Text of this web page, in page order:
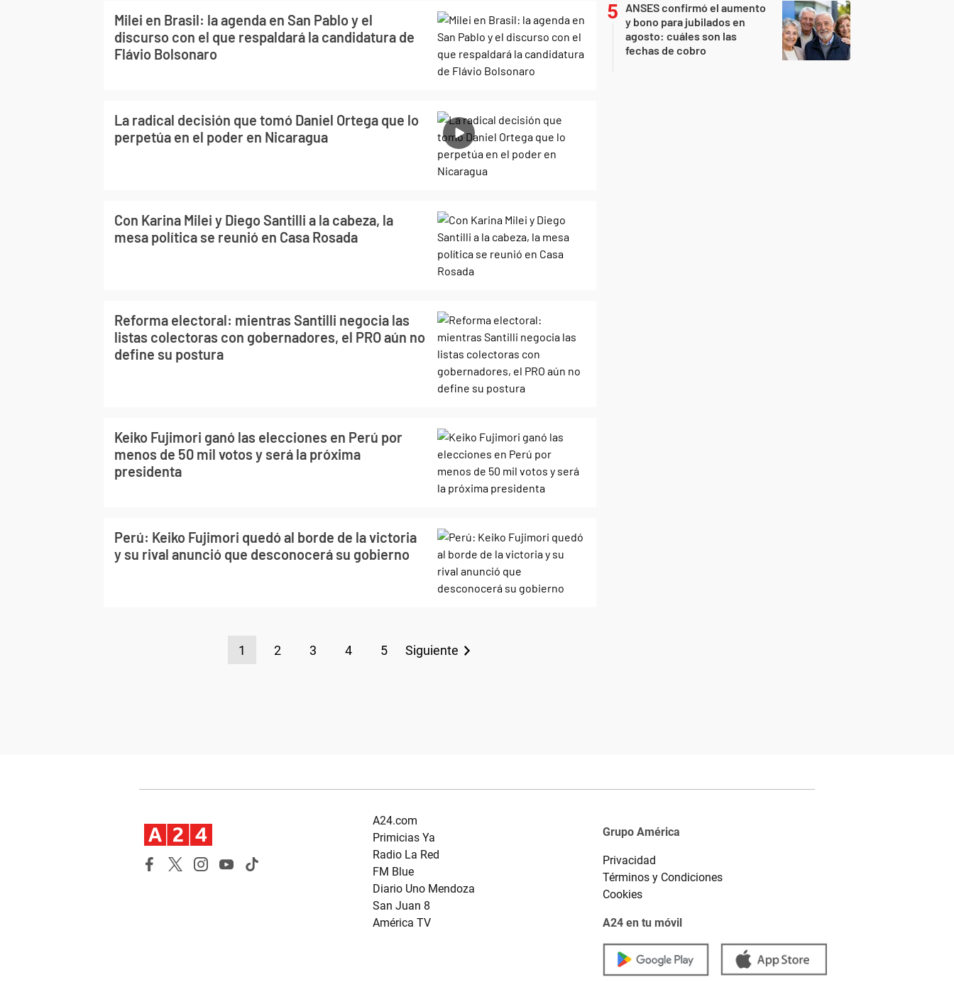
Milei en Brasil: la agenda en San Pablo y el
discurso con el que respaldará la candidatura de
Flávio Bolsonaro
La radical decisión que tomó Daniel Ortega que lo
perpetúa en el poder en Nicaragua
Con Karina Milei y Diego Santilli a la cabeza, la
mesa política se reunió en Casa Rosada
Reforma electoral: mientras Santilli negocia las
listas colectoras con gobernadores, el PRO aún no
define su postura
Keiko Fujimori ganó las elecciones en Perú por
menos de 50 mil votos y será la próxima
presidenta
Perú: Keiko Fujimori quedó al borde de la victoria
y su rival anunció que desconocerá su gobierno
1 2 3 4 5 Siguiente
ANSES confirmó el aumento
y bono para jubilados en
agosto: cuáles son las
fechas de cobro
A24.com
Primicias Ya
Radio La Red
FM Blue
Diario Uno Mendoza
San Juan 8
América TV
Grupo América
Privacidad
Términos y Condiciones
Cookies
A24 en tu móvil